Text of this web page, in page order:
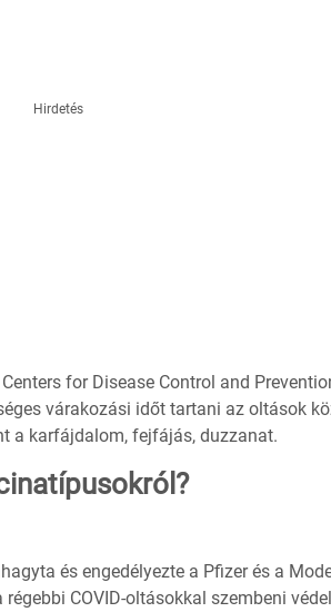
Hirdetés
for Disease Control and
várakozási időt tartani az oltások
a karfájdalom, fejfájás, duzzanat.
és engedélyezte a Pfizer és a
COVID-oltásokkal szembeni